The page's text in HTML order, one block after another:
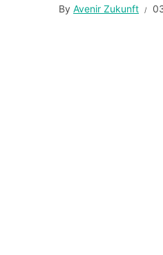
By Avenir Zukunft